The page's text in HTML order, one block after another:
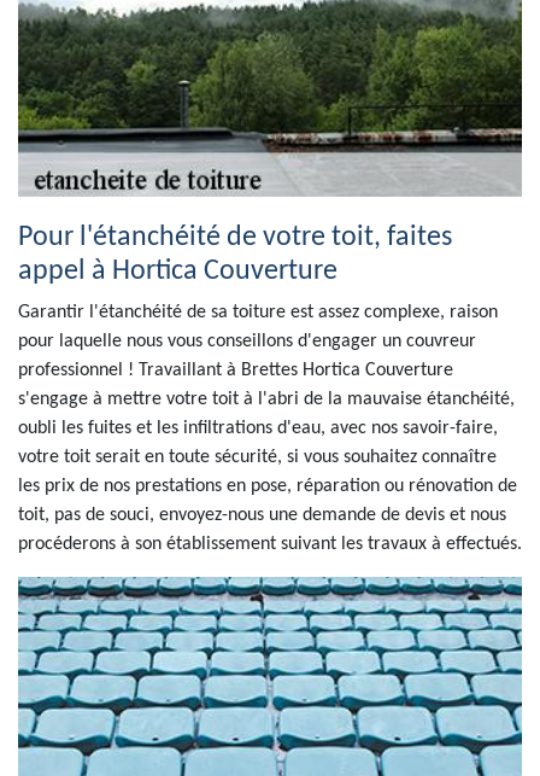
Pour l'étanchéité de votre toit, faites
appel à Hortica Couverture
Garantir l'étanchéité de sa toiture est assez complexe, raison
pour laquelle nous vous conseillons d'engager un couvreur
professionnel ! Travaillant à Brettes Hortica Couverture
s'engage à mettre votre toit à l'abri de la mauvaise étanchéité,
oubli les fuites et les infiltrations d'eau, avec nos savoir-faire,
votre toit serait en toute sécurité, si vous souhaitez connaître
les prix de nos prestations en pose, réparation ou rénovation de
toit, pas de souci, envoyez-nous une demande de devis et nous
procéderons à son établissement suivant les travaux à effectués.